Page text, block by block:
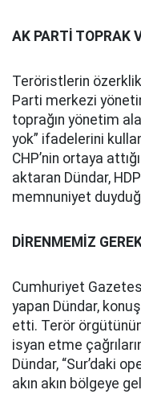
AK PARTİ TOPRAK
Teröristlerin
Parti merkezi
toprağın yönetim
yok” ifadelerini
CHP’nin ortaya
aktaran Dündar,
memnuniyet
DİRENMEMİZ
Cumhuriyet
yapan Dündar,
etti. Terör örgütünün
isyan etme
Dündar, “Sur’daki
akın akın bölgeye